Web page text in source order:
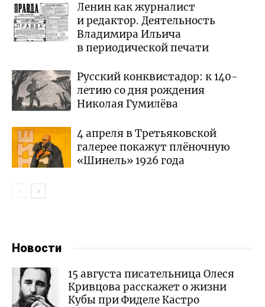
Ленин как журналист
и редактор. Деятельность
Владимира Ильича
в периодической печати
Русский конквистадор: к 140-
летию со дня рождения
Николая Гумилёва
4 апреля в Третьяковской
галерее покажут плёночную
«Шинель» 1926 года
Новости
15 августа писательница Олеся
Кривцова расскажет о жизни
Кубы при Фиделе Кастро